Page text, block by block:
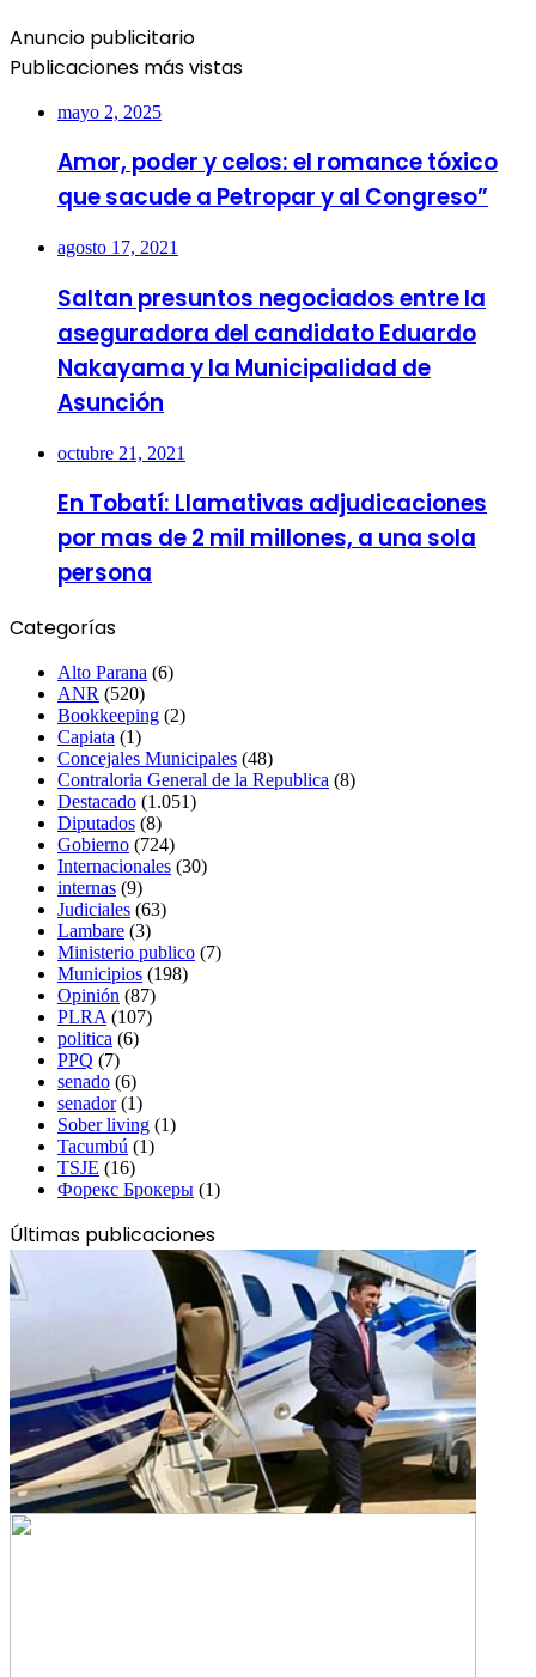
Anuncio publicitario
Publicaciones más vistas
mayo 2, 2025
Amor, poder y celos: el romance tóxico
que sacude a Petropar y al Congreso”
agosto 17, 2021
Saltan presuntos negociados entre la
aseguradora del candidato Eduardo
Nakayama y la Municipalidad de
Asunción
octubre 21, 2021
En Tobatí: Llamativas adjudicaciones
por mas de 2 mil millones, a una sola
persona
Categorías
Alto Parana (6)
ANR (520)
Bookkeeping (2)
Capiata (1)
Concejales Municipales (48)
Contraloria General de la Republica (8)
Destacado (1.051)
Diputados (8)
Gobierno (724)
Internacionales (30)
internas (9)
Judiciales (63)
Lambare (3)
Ministerio publico (7)
Municipios (198)
Opinión (87)
PLRA (107)
politica (6)
PPQ (7)
senado (6)
senador(1)
Sober living (1)
Tacumbú (1)
TSJE (16)
Форекс Брокеры (1)
Últimas publicaciones